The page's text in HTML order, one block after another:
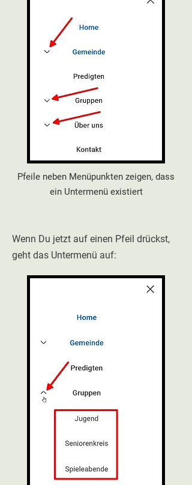
Pfeile neben Menüpunkten zeigen, dass
ein Untermenü existiert
Wenn Du jetzt auf einen Pfeil drückst,
geht das Untermenü auf: